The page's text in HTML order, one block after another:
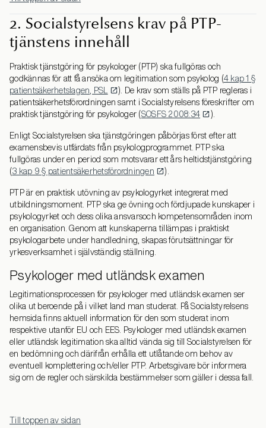
2. Socialstyrelsens krav på PTP-
tjänstens innehåll
Praktisk tjänstgöring för psykologer (PTP) ska fullgöras och
godkännas för att få ansöka om legitimation som psykolog (4 kap 1 §
patientsäkerhetslagen, PSL
). De krav som ställs på PTP regleras i
patientsäkerhetsförordningen samt i Socialstyrelsens föreskrifter om
praktisk tjänstgöring för psykologer (SOSFS 2008:34 ).
Enligt Socialstyrelsen ska tjänstgöringen påbörjas först efter att
examensbevis utfärdats från psykologprogrammet. PTP ska
fullgöras under en period som motsvarar ett års heltidstjänstgöring
(3 kap 9 § patientsäkerhetsförordningen ).
PTP är en praktisk utövning av psykologyrket integrerat med
utbildningsmoment. PTP ska ge övning och fördjupade kunskaper i
psykologyrket och dess olika ansvarsoch kompetensområden inom
en organisation. Genom att kunskaperna tillämpas i praktiskt
psykologarbete under handledning, skapas förutsättningar för
yrkesverksamhet i självständig ställning.
Psykologer med utländsk examen
Legitimationsprocessen för psykologer med utländsk examen ser
olika ut beroende på i vilket land man studerat. På Socialstyrelsens
hemsida finns aktuell information för den som studerat inom
respektive utanför EU och EES. Psykologer med utländsk examen
eller utländsk legitimation ska alltid vända sig till Socialstyrelsen för
en bedömning och därifrån erhålla ett utlåtande om behov av
eventuell komplettering och/eller PTP. Arbetsgivare bör informera
sig om de regler och särskilda bestämmelser som gäller i dessa fall.
Till toppen av sidan